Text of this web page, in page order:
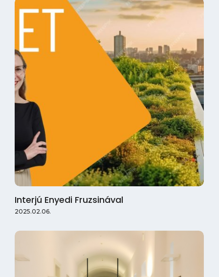
Interjú Enyedi Fruzsinával
2025.02.06.